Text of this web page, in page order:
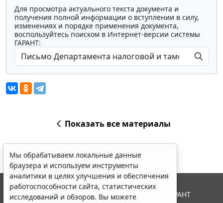
Для просмотра актуального текста документа и
получения полной информации о вступлении в силу,
изменениях и порядке применения документа,
воспользуйтесь поиском в Интернет-версии системы
ГАРАНТ:
Показать все материалы
Мы обрабатываем локальные данные
браузера и используем инструменты
аналитики в целях улучшения и обеспечения
работоспособности сайта, статистических
исследований и обзоров. Вы можете
© ООО "НПП "ГАРАНТ-СЕРВИС", 2026. Система ГАРАНТ